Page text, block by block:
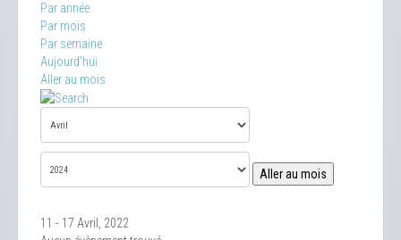
Par année
Par mois
Par semaine
Aujourd'hui
Aller au mois
Aller au mois
11 - 17 Avril, 2022